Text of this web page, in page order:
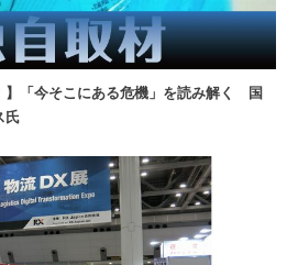
】「今そこにある危機」を読み解く 国
氏